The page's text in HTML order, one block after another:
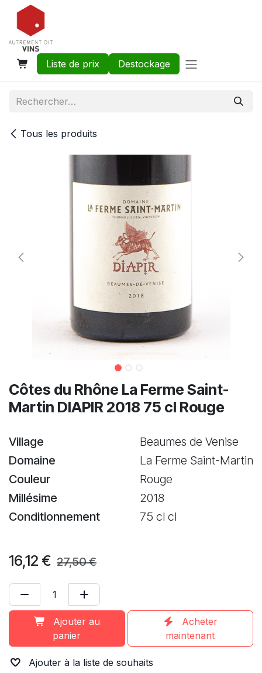
Se rendre au contenu
Liste de prix Destockage
Tous les produits
Côtes du Rhône La Ferme Saint-
Martin DIAPIR 2018 75 cl Rouge
Village
Beaumes de Venise
Domaine
La Ferme Saint-Martin
Couleur
Rouge
Millésime
2018
Conditionnement
75 cl cl
16,12 € 27,50€
Ajouter au
panier
Acheter
maintenant
Ajouter à la liste de souhaits